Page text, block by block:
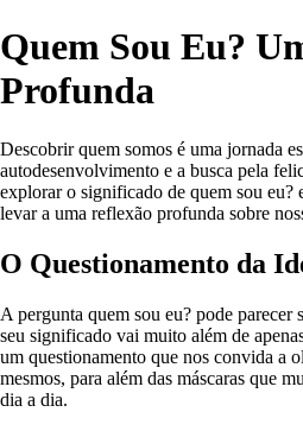
Quem Sou Eu?
Profunda
Descobrir quem somos é uma jornada
autodesenvolvimento e a busca pela
explorar o significado de quem sou eu?
levar a uma reflexão profunda sobre
O Questionamento da
A pergunta quem sou eu? pode parecer
seu significado vai muito além de
um questionamento que nos convida a
mesmos, para além das máscaras que
dia a dia.